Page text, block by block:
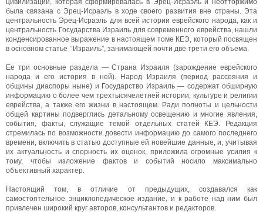
была связана с Эрец-Исраэль в ходе своего развития вне страны. Эта
центральность Эрец-Исраэль для всей истории еврейского народа, как и
центральность Государства Израиль для современного еврейства, нашли
конденсированное выражение в настоящем томе КЕЭ, который посвящен
в основном статье ’’Израиль”, занимающей почти две трети его объема.
Ее три основные раздела — Страна Израиля (зарождение еврейского
народа и его история в ней). Народ Израиля (период рассеяния и
общины диаспоры ныне) и Государство Израиль — содержат обширную
информацию о более чем трехтысячелетней истории, культуре и религии
еврейства, а также его жизни в настоящем. Ради полноты и цельности
общей картины подверглись детальному освещению и многие явления,
события, факты, служащие темой отдельных статей КЕЭ. Редакция
стремилась по возможности довести информацию до самого последнего
времени, включить в статью доступные ей новейшие данные, и, учитывая
их актуальность и спорность их оценок, приложила огромные усилия к
тому, чтобы изложение фактов и событий носило максимально
объективный характер.
Настоящий том, в отличие от предыдущих, создавался как
самостоятельное энциклопедическое издание, и к работе над ним был
привлечен широкий круг авторов, консультантов и редакторов.